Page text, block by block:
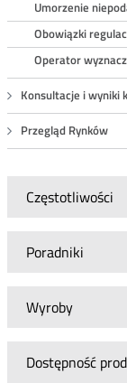
Umorzenie
Obowiązki
Operator
Konsultacje i wyniki
Przegląd Rynków
Częstotliwości
Poradniki
Wyroby
Dostępność